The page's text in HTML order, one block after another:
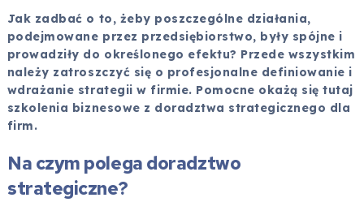
Jak zadbać o to, żeby poszczególne działania,
podejmowane przez przedsiębiorstwo, były spójne i
prowadziły do określonego efektu? Przede wszystkim
należy zatroszczyć się o profesjonalne definiowanie i
wdrażanie strategii w firmie. Pomocne okażą się tutaj
szkolenia biznesowe z doradztwa strategicznego dla
firm.
Na czym polega doradztwo
strategiczne?